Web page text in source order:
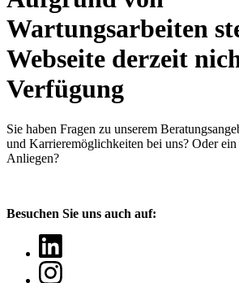
Wartungsarbeiten
Webseite derzeit
Verfügung
Sie haben Fragen zu unserem
und Karrieremöglichkeiten bei uns? Oder ein
Anliegen?
Besuchen Sie uns auch auf: